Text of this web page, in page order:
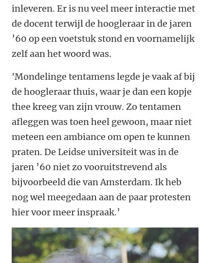
inleveren. Er is nu veel meer interactie met
de docent terwijl de hoogleraar in de jaren
’60 op een voetstuk stond en voornamelijk
zelf aan het woord was.
'Mondelinge tentamens legde je vaak af bij
de hoogleraar thuis, waar je dan een kopje
thee kreeg van zijn vrouw. Zo tentamen
afleggen was toen heel gewoon, maar niet
meteen een ambiance om open te kunnen
praten. De Leidse universiteit was in de
jaren ’60 niet zo vooruitstrevend als
bijvoorbeeld die van Amsterdam. Ik heb
nog wel meegedaan aan de paar protesten
hier voor meer inspraak.’